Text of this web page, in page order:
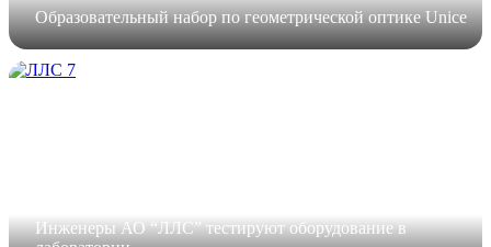
Образовательный набор по геометрической оптике Unice
Инженеры АО “ЛЛС” тестируют оборудование в